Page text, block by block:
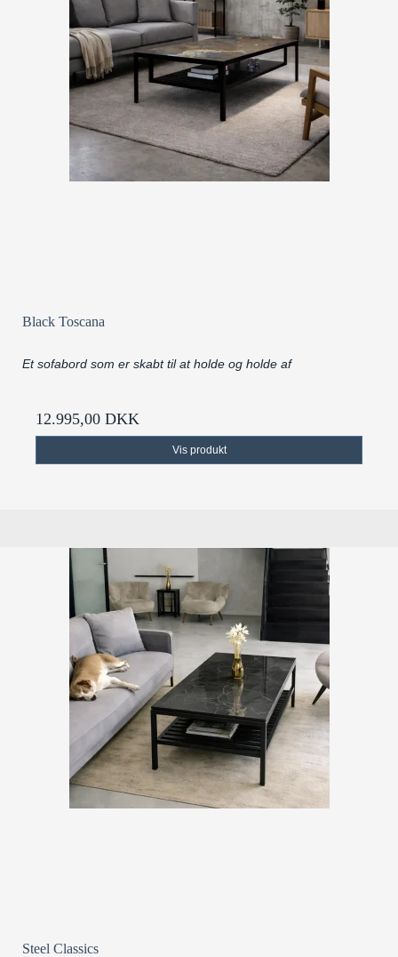
Black Toscana
Et sofabord som er skabt til at holde og holde af
12.995,00 DKK
Vis produkt
Steel Classics